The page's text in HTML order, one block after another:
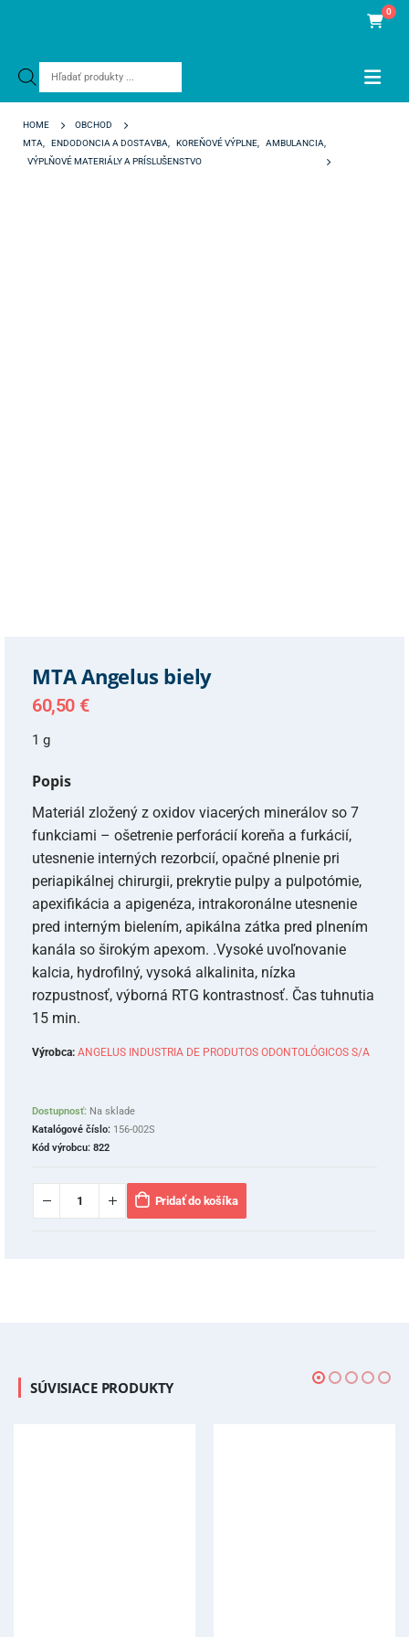
Products
0
HOME
OBCHOD
MTA
ENDODONCIA A DOSTAVBA KOREŇOVÉ VÝPLNE AMBULANCIA
VÝPLŇOVÉ MATERIÁLY A PRÍSLUŠENSTVO
MTA Angelus biely
60,50 €
1 g
Popis
Materiál zložený z oxidov viacerých minerálov so 7
funkciami – ošetrenie perforácií koreňa a furkácií,
utesnenie interných rezorbcií, opačné plnenie pri
periapikálnej chirurgii, prekrytie pulpy a pulpotómie,
apexifikácia a apigenéza, intrakoronálne utesnenie
pred interným bielením, apikálna zátka pred plnením
kanála so širokým apexom. .Vysoké uvoľnovanie
kalcia, hydrofilný, vysoká alkalinita, nízka
rozpustnosť, výborná RTG kontrastnosť. Čas tuhnutia
15 min.
Výrobca: ANGELUS INDUSTRIA DE PRODUTOS ODONTOLÓGICOS S/A
Dostupnosť: Na sklade
Katalógové číslo: 156-002S
Kód výrobcu: 822
Pridať do košíka
SÚVISIACE PRODUKTY